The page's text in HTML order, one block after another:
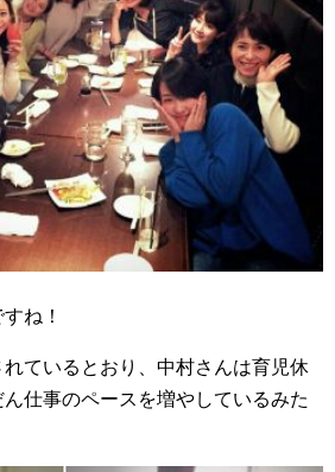
ね！
ているとおり、中村さんは育児休
仕事のペースを増やしているみた